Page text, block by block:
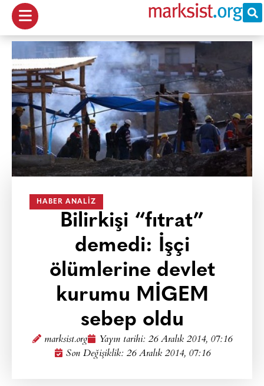
HABER ANALIZ
Bilirkişi “fıtrat”
demedi: İşçi
ölümlerine devlet
kurumu MİGEM
sebep oldu
marksist.org Yayın tarihi: 26 Aralık 2014, 07:16
Son Değişiklik: 26 Aralık 2014, 07:16